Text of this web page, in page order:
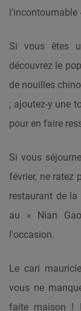
l'incontournable
Si vous êtes
découvrez le
de nouilles
; ajoutez-y une
pour en faire
Si vous
février, ne ratez
restaurant de
au « Nian
l'occasion.
Le cari
vous ne
faite maison !